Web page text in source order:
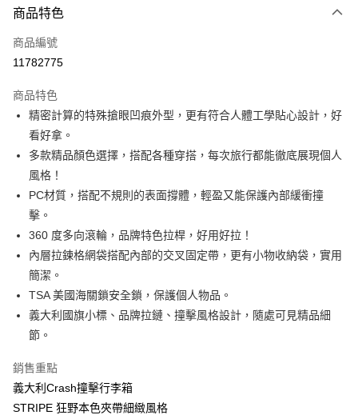
每筆NT$100，滿NT$999(含以上)免運費
商品特色
商品編號
11782775
商品特色
精密計算的特殊搶眼凹痕外型，更有符合人體工學貼心設計，好
看好拿。
多款精品顏色選擇，搭配各種穿搭，每次旅行都能徹底展現個人
風格！
PC材質，搭配不規則的表面撐體，輕盈又能保護內部緩衝撞
擊。
360 度多向滾輪，品牌特色拉桿，好用好拉！
內層拉鍊格網袋搭配內部的交叉固定帶，更有小物收納袋，實用
簡潔。
TSA 美國海關鎖安全鎖，保護個人物品。
義大利國旗小標、品牌拉鏈、撞擊風格設計，隨處可見精品細
節。
銷售重點
義大利Crash撞擊行李箱
STRIPE 狂野本色夾帶細緻風格